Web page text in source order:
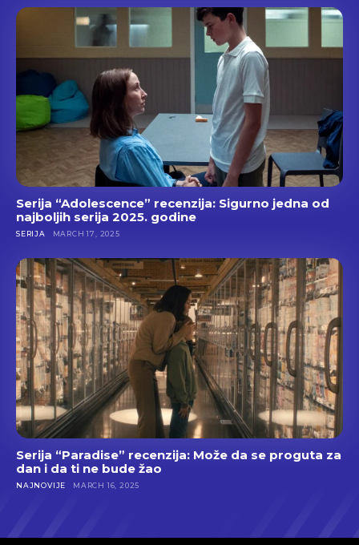
Serija “Adolescence” recenzija: Sigurno jedna od
najboljih serija 2025. godine
SERIJA MARCH 17, 2025
Serija “Paradise” recenzija: Može da se proguta za
dan i da ti ne bude žao
NAJNOVIJE MARCH 16, 2025